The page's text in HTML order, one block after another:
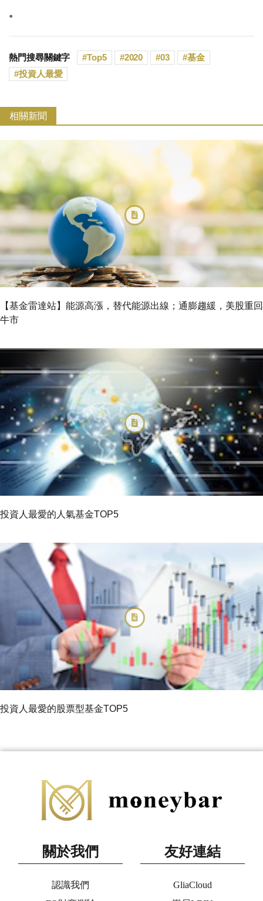
。
熱門搜尋關鍵字 Top5 2020 03
基金
投資人最愛
相關新聞
【基金雷達站】能源高漲，替代能源出線；通膨趨緩，美股重回
牛市
投資人最愛的人氣基金TOP5
投資人最愛的股票型基金TOP5
關於我們
認識我們
友好連結
GliaCloud